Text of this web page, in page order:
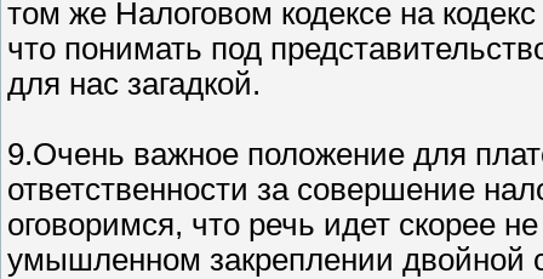
том же Налоговом кодексе на
что понимать под
для нас загадкой.
9.Очень важное положение для
ответственности за совершение
оговоримся, что речь идет скорее
умышленном закреплении двойной